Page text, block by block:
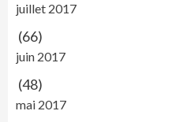
juillet 2017
(66)
juin 2017
(48)
mai 2017